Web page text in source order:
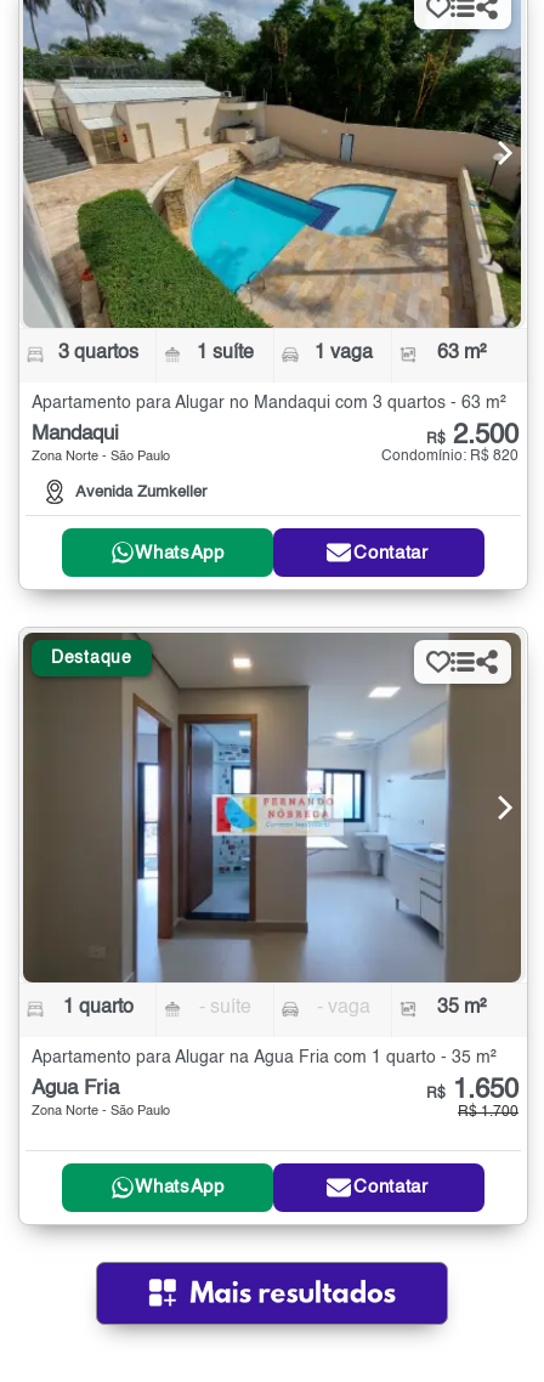
3 quartos 1 suíte 1 vaga 63 m²
Apartamento para Alugar no Mandaqui com 3 quartos - 63 m²
Mandaqui
Zona Norte - São Paulo
Avenida Zumkeller
R$ 2.500
Condomínio: R$ 820
WhatsApp Contatar
Destaque
1 quarto - suíte - vaga 35 m²
Apartamento para Alugar na Água Fria com 1 quarto - 35 m²
Água Fria
Zona Norte - São Paulo
R$ 1.650
R$ 1.700
WhatsApp Contatar